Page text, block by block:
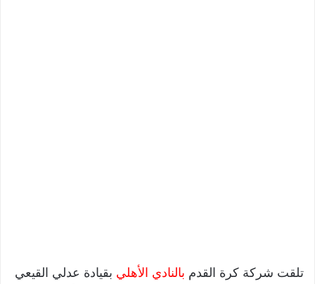
تلقت شركة كرة القدم بالنادي الأهلي بقيادة عدلي القيعي